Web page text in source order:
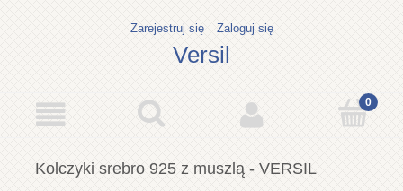
Zarejestruj się Zaloguj się
Versil
Kolczyki srebro 925 z muszlą - VERSIL